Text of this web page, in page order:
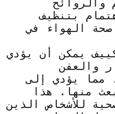
والروائح
بتنظيف
الهواء في
يمكن أن يؤدي
والعفن
مما يؤدي إلى
منها. هذا
للأشخاص الذين